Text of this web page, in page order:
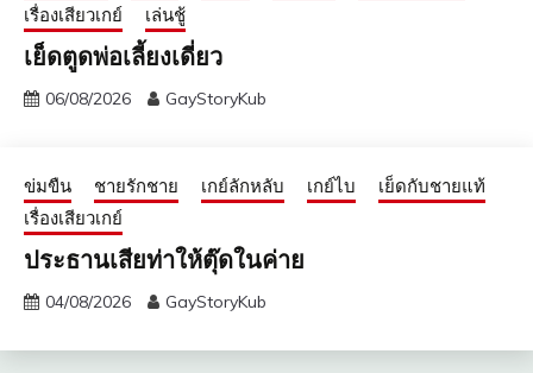
เรื่องเสียวเกย์
เล่นชู้
เย็ดตูดพ่อเลี้ยงเดี่ยว
06/08/2026 GayStoryKub
ข่มขืน ชายรักชาย เกย์ลักหลับ เกย์ไบ
เย็ดกับชายแท้
เรื่องเสียวเกย์
ประธานเสียท่าให้ตุ๊ดในค่าย
04/08/2026 GayStoryKub